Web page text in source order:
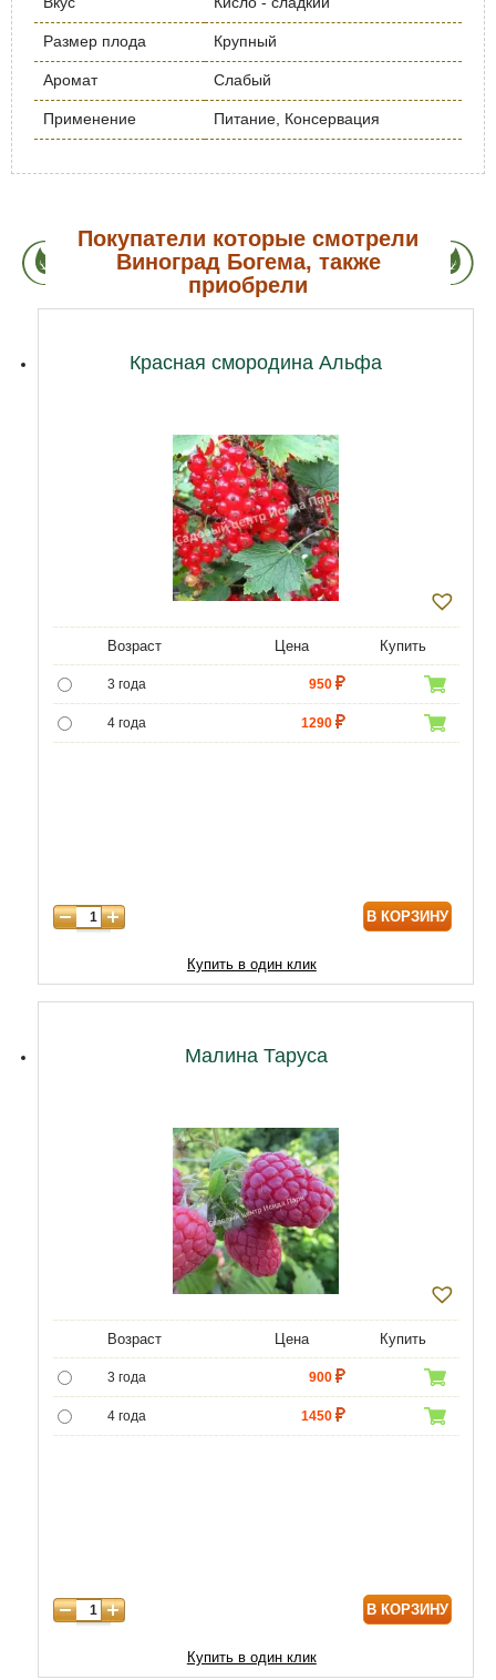
Размер плода Крупный
Аромат Слабый
Применение Питание, Консервация
Покупатели которые смотрели
Виноград Богема, также
приобрели
Красная смородина Альфа
Возраст Цена Купить
3 года 950
4 года 1290
В КОРЗИНУ
Купить в один клик
Малина Таруса
Возраст Цена Купить
3 года 900
4 года 1450
В КОРЗИНУ
Купить в один клик